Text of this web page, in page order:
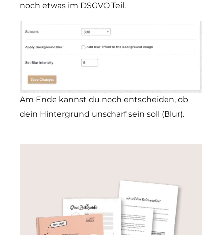
noch etwas im DSGVO Teil.
Am Ende kannst du noch entscheiden, ob
dein Hintergrund unscharf sein soll (Blur).